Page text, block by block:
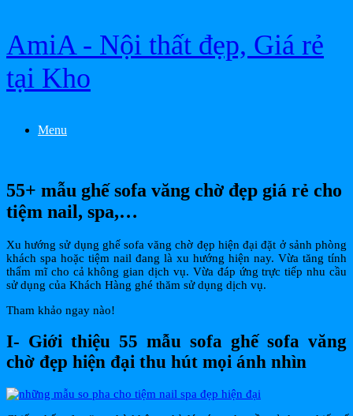
Skip
to
content
AmiA - Nội thất đẹp, Giá rẻ
tại Kho
Menu
55+ mẫu ghế sofa văng chờ đẹp giá rẻ cho
tiệm nail, spa,…
Xu hướng sử dụng ghế sofa văng chờ đẹp hiện đại đặt ở sảnh phòng
khách spa hoặc tiệm nail đang là xu hướng hiện nay. Vừa tăng tính
thẩm mĩ cho cả không gian dịch vụ. Vừa đáp ứng trực tiếp nhu cầu
sử dụng của Khách Hàng ghé thăm sử dụng dịch vụ.
Tham khảo ngay nào!
I- Giới thiệu 55 mẫu sofa ghế sofa văng
chờ đẹp hiện đại thu hút mọi ánh nhìn